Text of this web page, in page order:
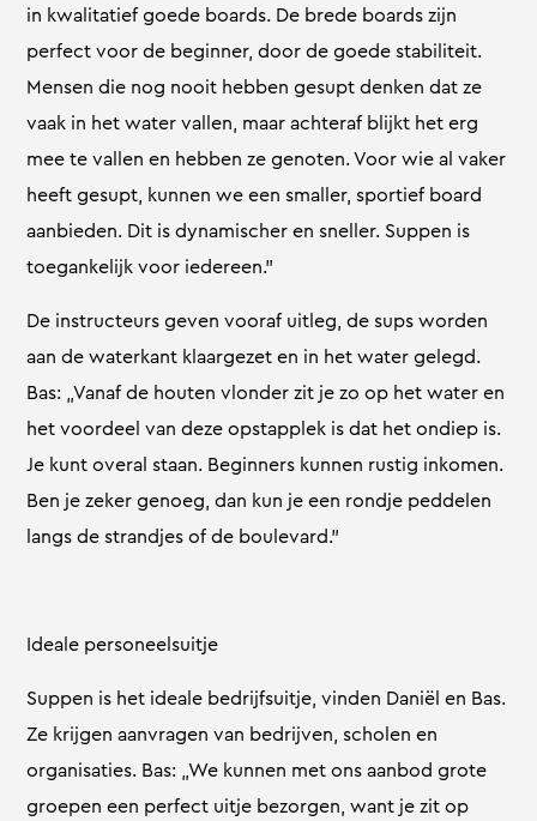
in kwalitatief goede boards. De brede boards zijn
perfect voor de beginner, door de goede stabiliteit.
Mensen die nog nooit hebben gesupt denken dat ze
vaak in het water vallen, maar achteraf blijkt het erg
mee te vallen en hebben ze genoten. Voor wie al vaker
heeft gesupt, kunnen we een smaller, sportief board
aanbieden. Dit is dynamischer en sneller. Suppen is
toegankelijk voor iedereen.”
De instructeurs geven vooraf uitleg, de sups worden
aan de waterkant klaargezet en in het water gelegd.
Bas: „Vanaf de houten vlonder zit je zo op het water en
het voordeel van deze opstapplek is dat het ondiep is.
Je kunt overal staan. Beginners kunnen rustig inkomen.
Ben je zeker genoeg, dan kun je een rondje peddelen
langs de strandjes of de boulevard.”
Ideale personeelsuitje
Suppen is het ideale bedrijfsuitje, vinden Daniël en Bas.
Ze krijgen aanvragen van bedrijven, scholen en
organisaties. Bas: „We kunnen met ons aanbod grote
groepen een perfect uitje bezorgen, want je zit op